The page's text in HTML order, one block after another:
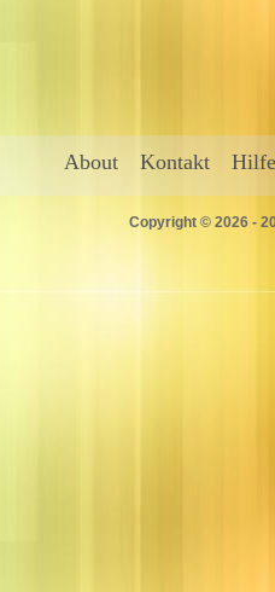
About Kontakt Hilfe
Copyright © 2026 -